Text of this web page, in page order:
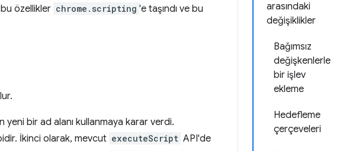
arasındaki
değişiklikler
Bağımsız
değişkenlerle
bir işlev
ekleme
Hedefleme
çerçeveleri
özellikler chrome.scripting 'e taşındı ve bu
bir ad alanı kullanmaya karar verdi.
İkinci olarak, mevcut executeScript API'de